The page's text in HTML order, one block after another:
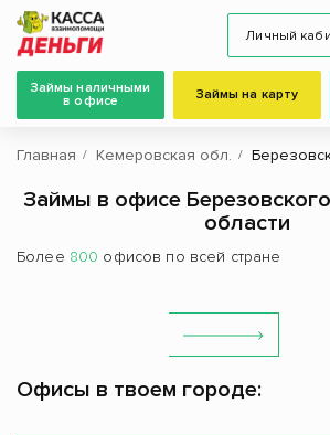
Личный
Займы наличными
в офисе
Займы на карту
Главная Кемеровская обл.
Займы в офисе
области
Более 800 офисов по всей стране
Офисы в твоем городе: